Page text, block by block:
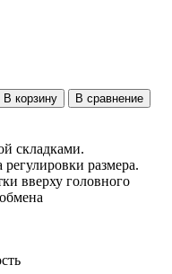
В корзину
В сравнение
складками.
размера.
вверху головного